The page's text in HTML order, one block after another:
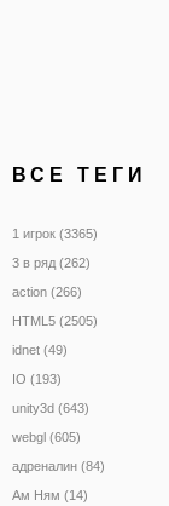
ВСЕ ТЕГИ
1 игрок (3365)
3 в ряд (262)
action (266)
HTML5 (2505)
idnet (49)
IO (193)
unity3d (643)
webgl (605)
адреналин (84)
Ам Ням (14)